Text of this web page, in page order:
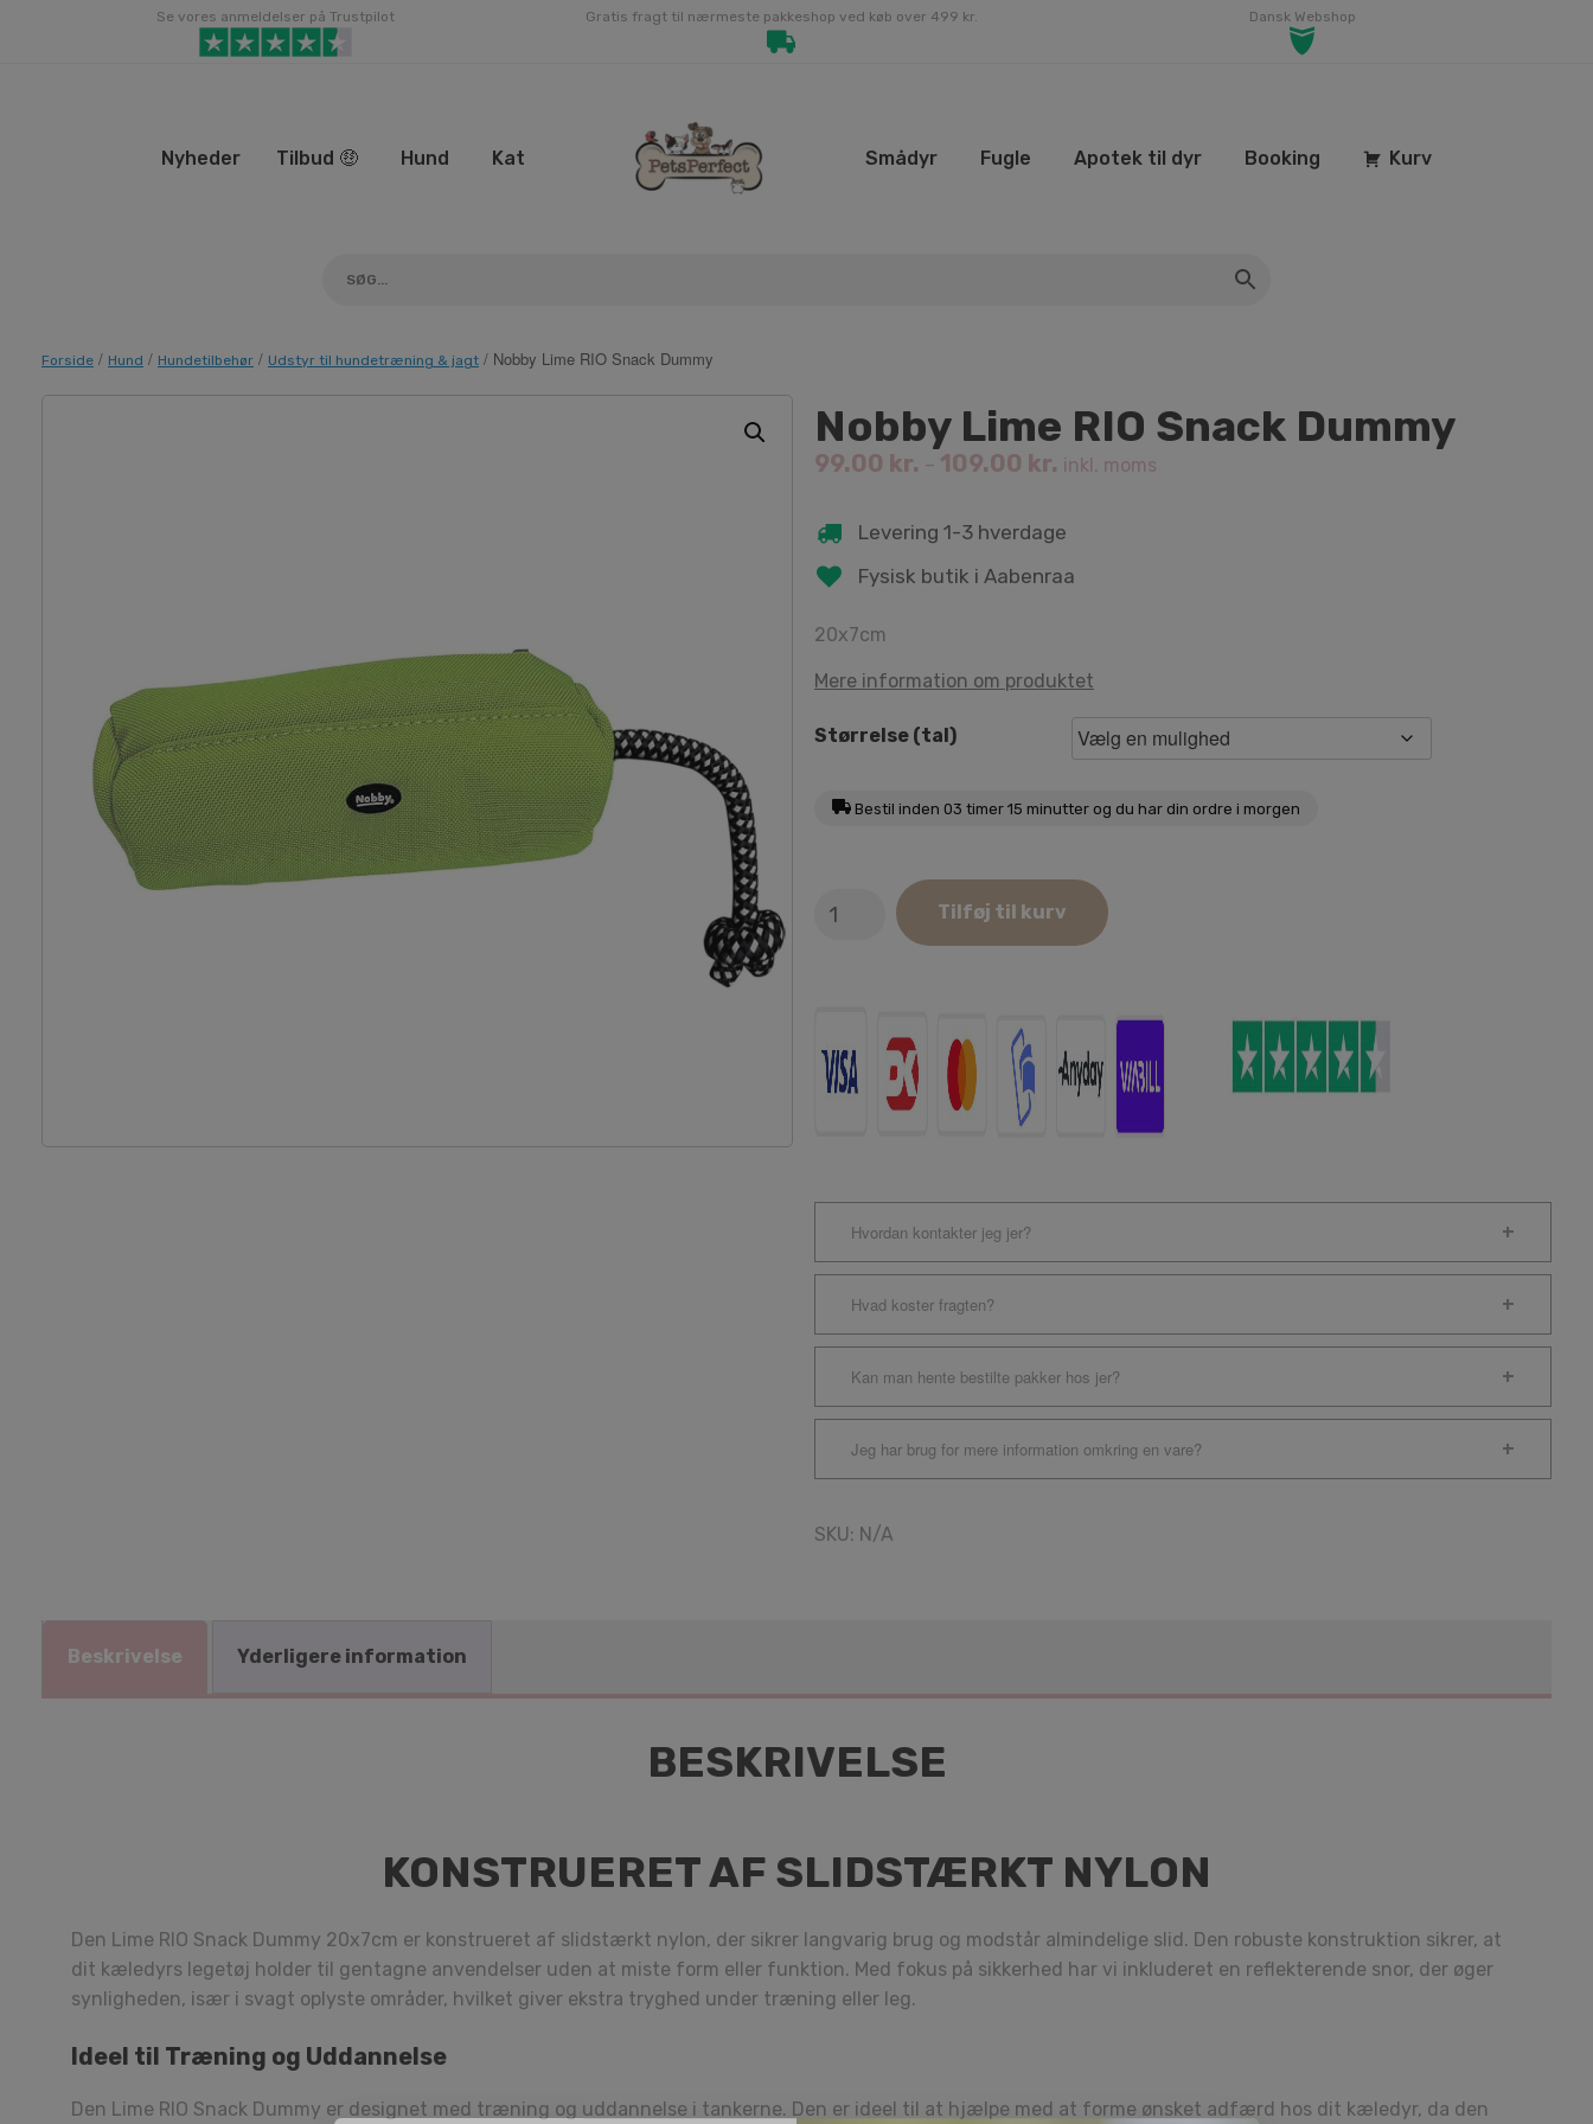
Se vores anmeldelser på Trustpilot Gratis fragt til nærmeste pakkeshop ved køb over 499 kr. Dansk Webshop
Nyheder Tilbud 🤑 Hund Kat Smådyr Fugle Apotek til dyr Booking Kurv
Forside / Hund / Hundetilbehør / Udstyr til hundetræning & jagt / Nobby Lime RIO Snack Dummy
Nobby Lime RIO Snack Dummy
99.00 kr. – 109.00 kr. inkl. moms
Levering 1-3 hverdage
Fysisk butik i Aabenraa
20x7cm
Mere information om produktet
Størrelse (tal)
Bestil inden 03 timer 15 minutter og du har din ordre i morgen
Lime
Tilføj til kurv
Hvordan kontakter jeg jer?
Hvad koster fragten?
Kan man hente bestilte pakker hos jer?
Jeg har brug for mere information omkring en vare?
SKU: N/A
Beskrivelse Yderligere information
BESKRIVELSE
KONSTRUERET AF SLIDSTÆRKT NYLON
Den Lime RIO Snack Dummy 20x7cm er konstrueret af slidstærkt nylon, der sikrer langvarig brug og modstår almindelige slid. Den robuste konstruktion sikrer, at
dit kæledyrs legetøj holder til gentagne anvendelser uden at miste form eller funktion. Med fokus på sikkerhed har vi inkluderet en reflekterende snor, der øger
synligheden, især i svagt oplyste områder, hvilket giver ekstra tryghed under træning eller leg.
Ideel til Træning og Uddannelse
Den Lime RIO Snack Dummy er designet med træning og uddannelse i tankerne. Den er ideel til at hjælpe med at forme ønsket adfærd hos dit kæledyr, da den